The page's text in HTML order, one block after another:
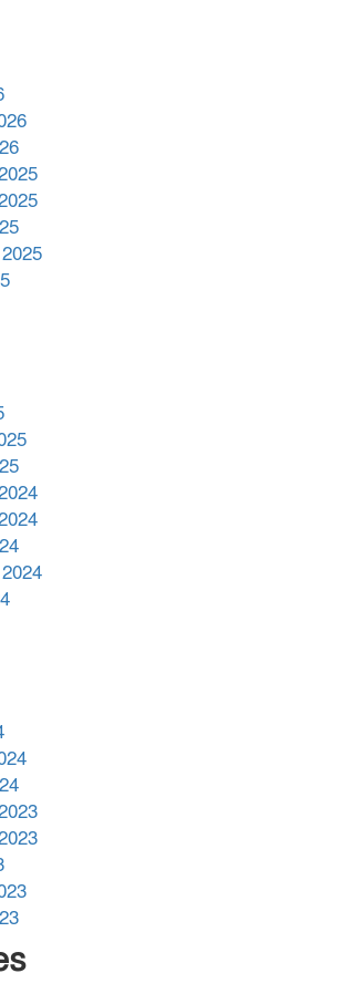
পর ফোন তারেক রহমানের,গ্যাস সঙ্কট
সহায়তা দিলেন সাচিং প্রু জেরী